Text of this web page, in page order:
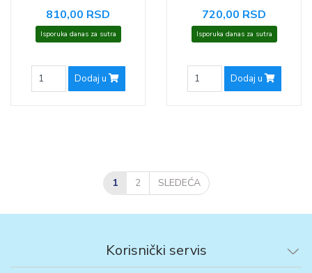
810,00 RSD
Isporuka danas za sutra
Dodaj u
720,00 RSD
Isporuka danas za sutra
Dodaj u
1 2 SLEDEĆA
Korisnički servis